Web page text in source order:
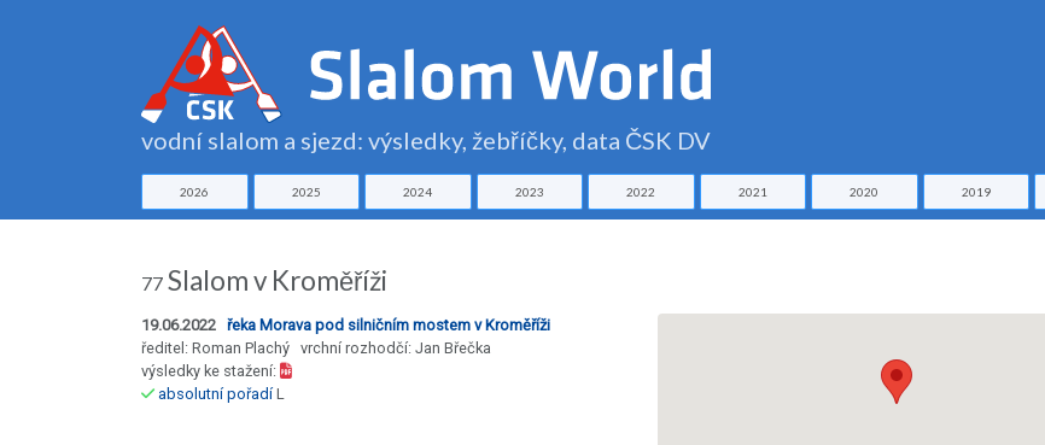
vodní slalom a sjezd: výsledky, žebříčky, data ČSK DV
2026 2025 2024 2023 2022 2021 2020 2019
77 Slalom v Kroměříži
19.06.2022 řeka Morava pod silničním mostem v Kroměříži
ředitel: Roman Plachý vrchní rozhodčí: Jan Břečka
výsledky ke stažení:
absolutní pořadíL